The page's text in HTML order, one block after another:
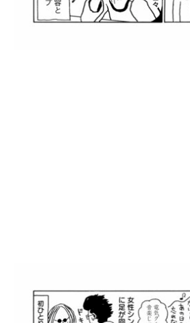
漫画を読む